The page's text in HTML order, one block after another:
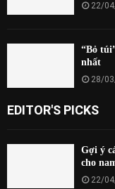
22/
“Bỏ
nhất
28/
EDITOR'S PICKS
Gợi ý
cho
22/